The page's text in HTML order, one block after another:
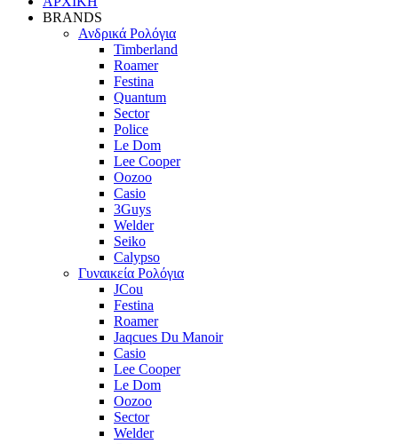
BRANDS
Ανδρικά Ρολόγια
Timberland
Roamer
Festina
Quantum
Sector
Police
Le Dom
Lee Cooper
Oozoo
Casio
3Guys
Welder
Seiko
Calypso
Γυναικεία Ρολόγια
JCou
Festina
Roamer
Jaqcues Du Manoir
Casio
Lee Cooper
Le Dom
Oozoo
Sector
Welder